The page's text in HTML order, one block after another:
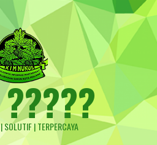
SOLUTIF | TERPERCAYA